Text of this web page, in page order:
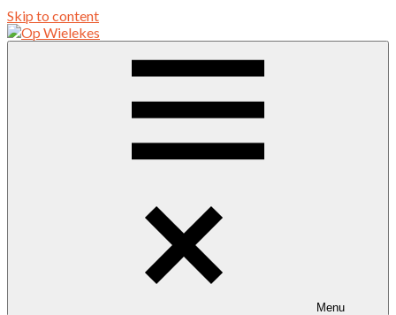
Skip to content
Een bibliotheek van kinderfietsen
Menu